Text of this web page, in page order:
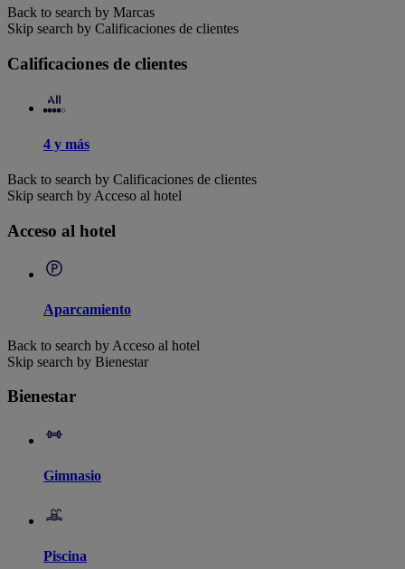
Back to search by Marcas
Skip search by Calificaciones de clientes
Calificaciones de clientes
4 y más
Back to search by Calificaciones de clientes
Skip search by Acceso al hotel
Acceso al hotel
Aparcamiento
Back to search by Acceso al hotel
Skip search by Bienestar
Bienestar
Gimnasio
Piscina